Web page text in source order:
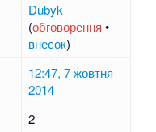
Dubyk
(обговорення •
внесок)
12:47, 7 жовтня
2014
2